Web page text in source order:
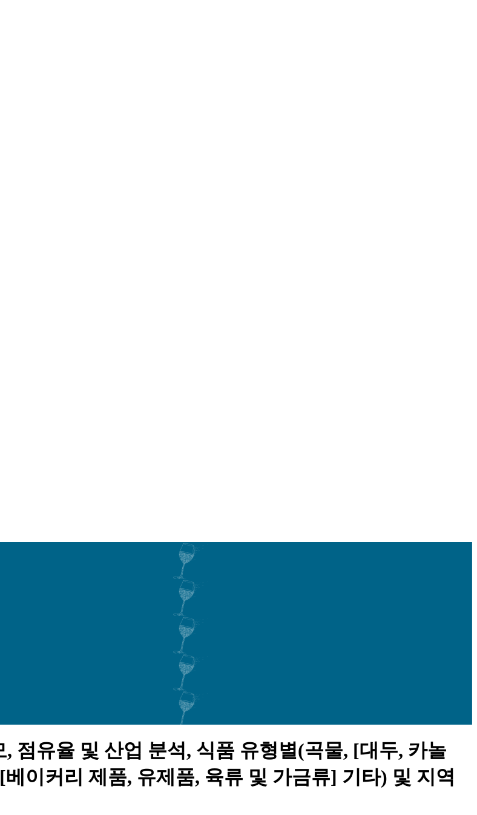
점유율 및 산업 분석, 식품 유형별(곡물, [대두, 카놀
이커리 제품, 유제품, 육류 및 가금류] 기타) 및 지역